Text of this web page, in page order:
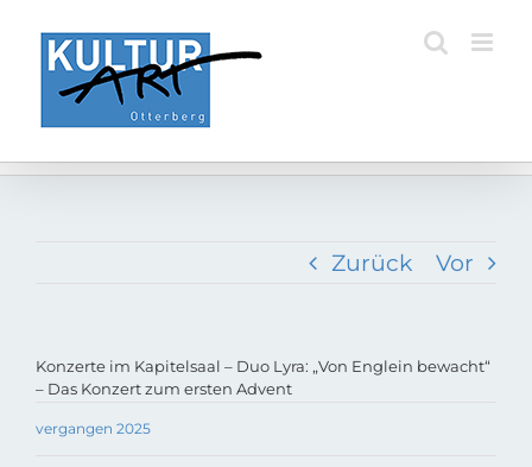
Inhalt
springen
Zurück Vor
Konzerte im Kapitelsaal – Duo Lyra: „Von Englein bewacht“
– Das Konzert zum ersten Advent
vergangen 2025